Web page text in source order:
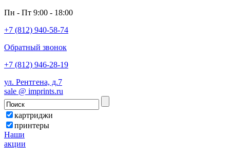
Пн - Пт 9:00 - 18:00
+7 (812) 940-58-74
Обратный звонок
+7 (812) 946-28-19
ул. Рентгена, д.7
sale @ imprints.ru
картриджи
принтеры
Наши
акции